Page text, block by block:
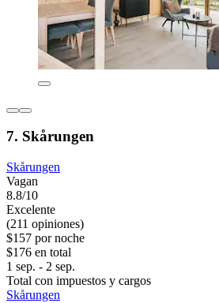
7. Skårungen
Skårungen
Vagan
8.8/10
Excelente
(211 opiniones)
$157 por noche
$176 en total
1 sep. - 2 sep.
Total con impuestos y cargos
Skårungen